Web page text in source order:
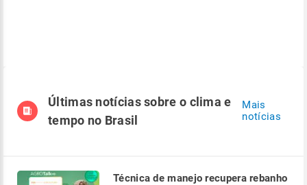
Últimas notícias sobre o clima e
tempo no Brasil
Mais
notícias
Técnica de manejo recupera rebanho